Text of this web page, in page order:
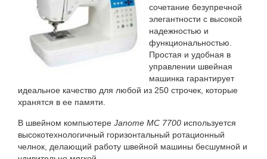
сочетание безупречной
элегантности с высокой
надежностью и
функциональностью.
Простая и удобная в
управлении швейная
машинка гарантирует
идеальное качество для любой из 250 строчек, которые
хранятся в ее памяти.
В швейном компьютере Janome MC 7700 используется
высокотехнологичный горизонтальный ротационный
челнок, делающий работу швейной машины бесшумной и